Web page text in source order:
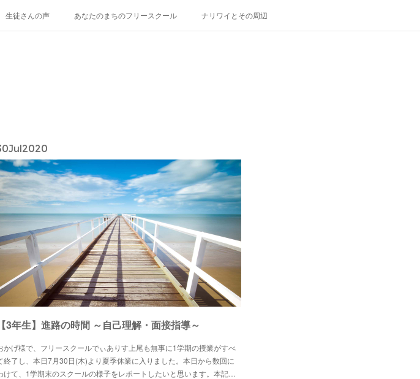
生徒さんの声 あなたのまちのフリースクール ナリワイとその周辺
Jul2020
3年生】進路の時間 ～自己理解・面接指導～
かげ様で、フリースクールでぃありす上尾も無事に1学期の授業がすべ
終了し、本日7月30日(木)より夏季休業に入りました。本日から数回に
けて、1学期末のスクールの様子をレポートしたいと思います。本記…